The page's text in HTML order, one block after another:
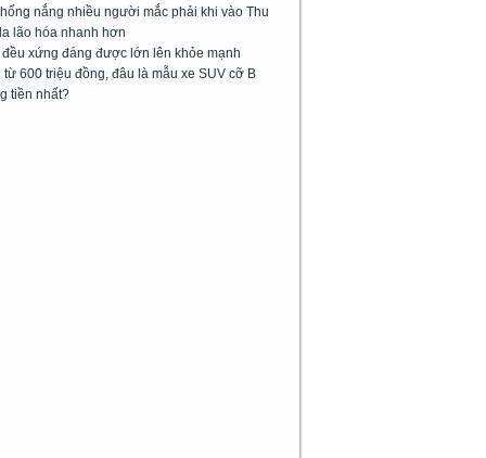
nắng nhiều người mắc phải khi vào Thu
lão hóa nhanh hơn
đều xứng đáng được lớn lên khỏe mạnh
từ 600 triệu đồng, đâu là mẫu xe SUV cỡ B
tiền nhất?